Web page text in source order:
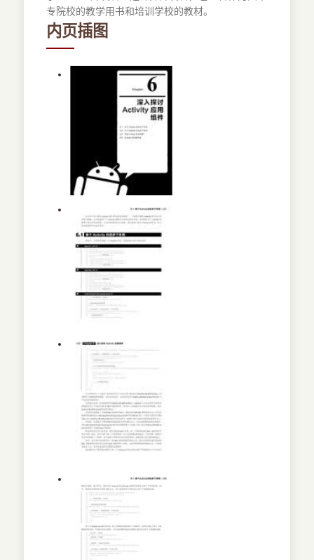
专院校的教学用书和培训学校的教材。
内页插图